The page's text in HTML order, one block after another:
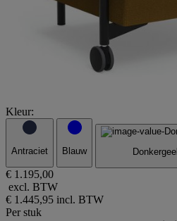
Kleur:
Antraciet Blauw Donkergeel
€ 1.195,00
excl. BTW
€ 1.445,95 incl. BTW
Per stuk